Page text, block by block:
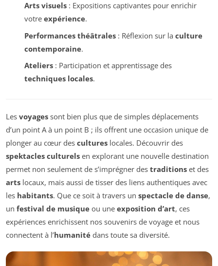
Arts visuels: Expositions captivantes pour enrichir
votre expérience.
Performances théâtrales: Réflexion sur la culture
contemporaine.
Ateliers: Participation et apprentissage des
techniques locales.
Les voyages sont bien plus que de simples déplacements
d’un point A à un point B ; ils offrent une occasion unique de
plonger au cœur des cultures locales. Découvrir des
spektacles culturels en explorant une nouvelle destination
permet non seulement de s’imprégner des traditions et des
arts locaux, mais aussi de tisser des liens authentiques avec
les habitants. Que ce soit à travers un spectacle de danse,
un festival de musique ou une exposition d’art, ces
expériences enrichissent nos souvenirs de voyage et nous
connectent à l’humanité dans toute sa diversité.